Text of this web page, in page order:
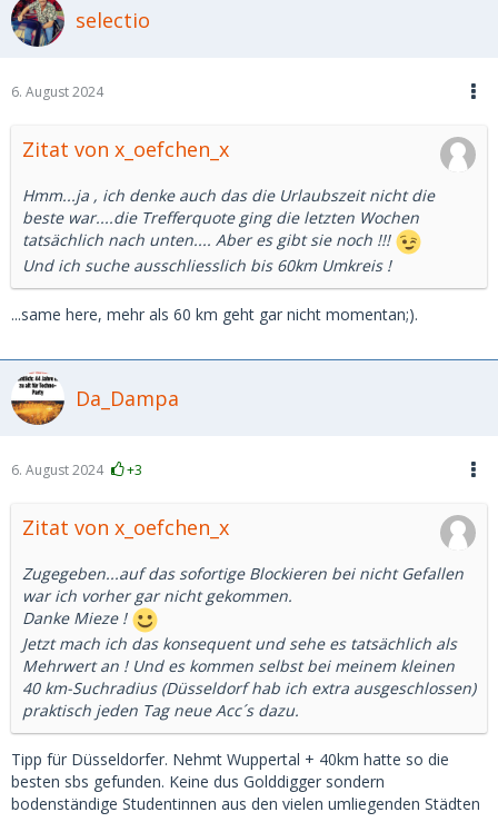
selectio
6. August 2024
Zitat von x_oefchen_x
Hmm...ja , ich denke auch das die Urlaubszeit nicht die
beste war....die Trefferquote ging die letzten Wochen
tatsächlich nach unten.... Aber es gibt sie noch !!!
Und ich suche ausschliesslich bis 60km Umkreis !
...same here, mehr als 60 km geht gar nicht momentan;).
Da_Dampa
6. August 2024 +3
Zitat von x_oefchen_x
Zugegeben...auf das sofortige Blockieren bei nicht Gefallen
war ich vorher gar nicht gekommen.
Danke Mieze !
Jetzt mach ich das konsequent und sehe es tatsächlich als
Mehrwert an ! Und es kommen selbst bei meinem kleinen
40 km-Suchradius (Düsseldorf hab ich extra ausgeschlossen)
praktisch jeden Tag neue Acc´s dazu.
Tipp für Düsseldorfer. Nehmt Wuppertal + 40km hatte so die
besten sbs gefunden. Keine dus Golddigger sondern
bodenständige Studentinnen aus den vielen umliegenden Städten